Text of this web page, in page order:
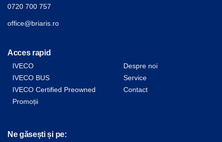
0720 700 757
office@briaris.ro
Acces rapid
IVECO
Despre noi
IVECO BUS
Service
IVECO Certified Preowned
Contact
Promoții
Ne găsești și pe: